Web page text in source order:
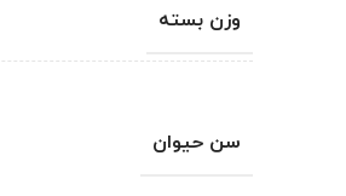
وزن بسته
سن حیوان